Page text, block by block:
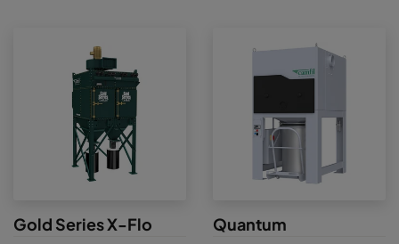
Gold Series X-Flo Quantum